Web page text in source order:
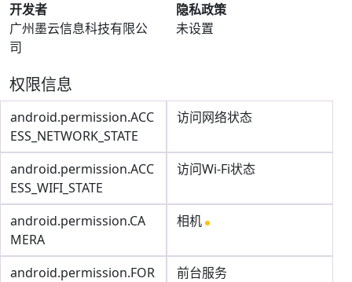
开发者
广州墨云信息科技有限公
司
隐私政策
未设置
权限信息
android.permission.ACC
ESS_NETWORK_STATE
访问网络状态
android.permission.ACC
ESS_WIFI_STATE
访问Wi-Fi状态
android.permission.CA
MERA
相机
android.permission.FOR
前台服务